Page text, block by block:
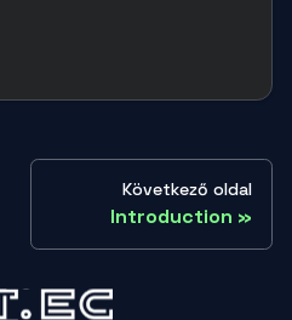
Következő oldal
Introduction